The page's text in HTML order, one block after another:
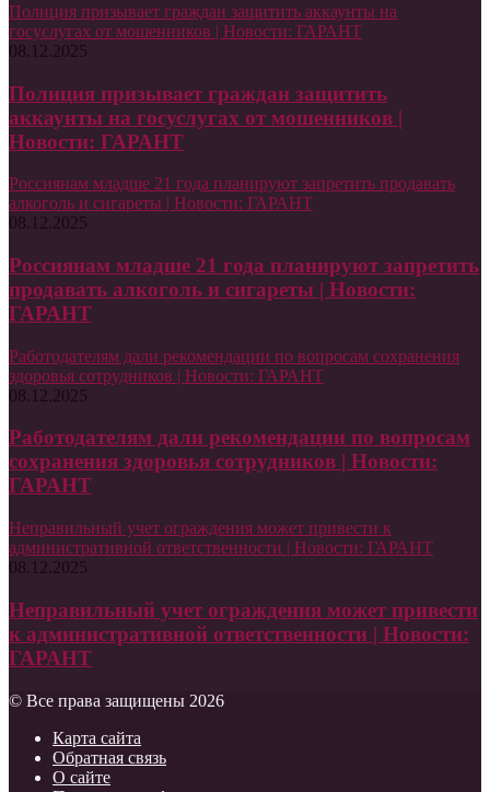
Полиция призывает граждан защитить аккаунты на
госуслугах от мошенников | Новости: ГАРАНТ
08.12.2025
Полиция призывает граждан защитить
аккаунты на госуслугах от мошенников |
Новости: ГАРАНТ
Россиянам младше 21 года планируют запретить продавать
алкоголь и сигареты | Новости: ГАРАНТ
08.12.2025
Россиянам младше 21 года планируют запретить
продавать алкоголь и сигареты | Новости:
ГАРАНТ
Работодателям дали рекомендации по вопросам сохранения
здоровья сотрудников | Новости: ГАРАНТ
08.12.2025
Работодателям дали рекомендации по вопросам
сохранения здоровья сотрудников | Новости:
ГАРАНТ
Неправильный учет ограждения может привести к
административной ответственности | Новости: ГАРАНТ
08.12.2025
Неправильный учет ограждения может привести
к административной ответственности | Новости:
ГАРАНТ
© Все права защищены 2026
Карта сайта
Обратная связь
О сайте